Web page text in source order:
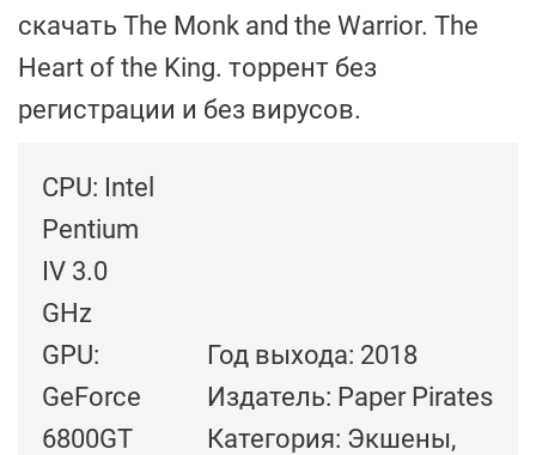
скачать The Monk and the Warrior. The
Heart of the King. торрент без
регистрации и без вирусов.
CPU: Intel
Pentium
IV 3.0
GHz
GPU:
GeForce
6800GT
Год выхода: 2018
Издатель: Paper Pirates
Категория: Экшены,